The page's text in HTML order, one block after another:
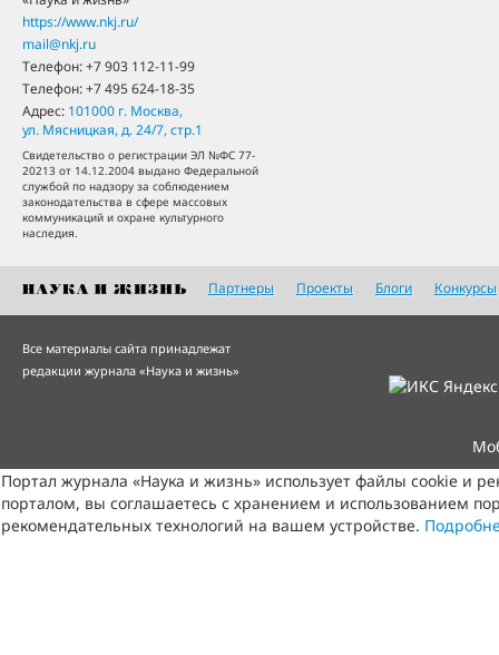
https://www.nkj.ru/
mail@nkj.ru
Телефон:+7 903 112-11-99
Телефон:+7 495 624-18-35
Адрес: 101000 г. Москва,
ул. Мясницкая, д. 24/7, стр.1
Свидетельство о регистрации ЭЛ №ФС 77-
20213 от 14.12.2004 выдано Федеральной
службой по надзору за соблюдением
законодательства в сфере массовых
коммуникаций и охране культурного
наследия.
Партнеры Проекты Блоги Конкурсы
Все материалы сайта принадлежат
редакции журнала «Наука и жизнь»
Портал журнала «Наука и жизнь» использует файлы cookie и
порталом, вы соглашаетесь с хранением и использованием
рекомендательных технологий на вашем устройстве.